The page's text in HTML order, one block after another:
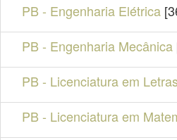
PB - Engenharia Elétrica
PB - Engenharia Mecânica
PB - Licenciatura em Letras
PB - Licenciatura em